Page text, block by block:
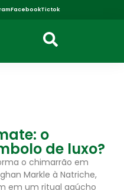
FacebookTictok
o
de luxo?
o chimarrão em
Markle à Natriche,
em um ritual gaúcho